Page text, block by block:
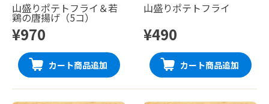
山盛りポテトフライ＆若
鶏の唐揚げ（5コ）
¥970
カート商品追加
山盛りポテトフライ
¥490
カート商品追加